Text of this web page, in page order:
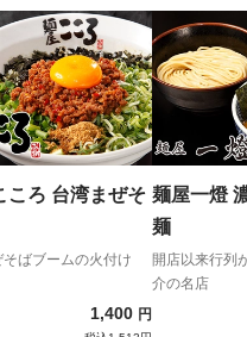
ころ 台湾まぜそ
ばブームの火付け
1,400 円
麺屋一燈
麺
開店以来行列
介の名店